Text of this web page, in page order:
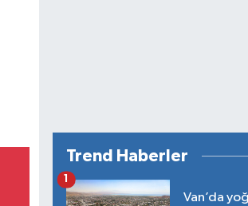
Trend Haberler
Van’da
1